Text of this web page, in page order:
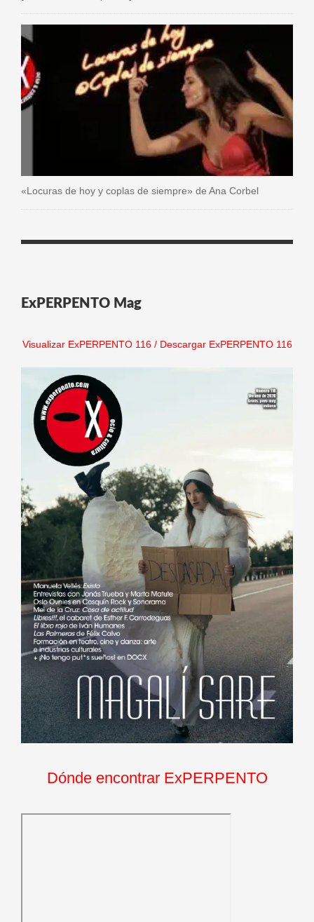
«Locuras de hoy y coplas de siempre» de Ana Corbel
ExPERPENTO Mag
Visualizar ExPERPENTO 116/ Descargar ExPERPENTO 116
Dónde encontrar ExPERPENTO